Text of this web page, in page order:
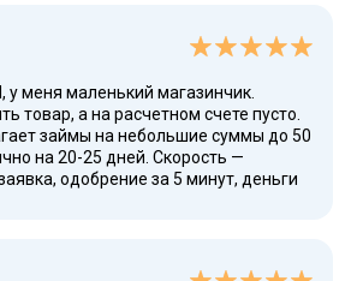
меня маленький магазинчик.
товар, а на расчетном счете пусто.
займы на небольшие суммы до 50
на 20-25 дней. Скорость —
одобрение за 5 минут, деньги
не успеваю.